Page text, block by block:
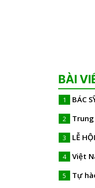
BÀI
1 BÁC
2
3 LỄ
4 Việt
5 Tự